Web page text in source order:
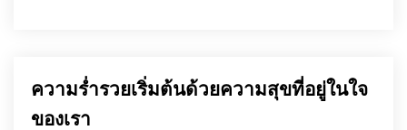
ความร่ำรวยเริ่มต้นด้วยความสุขที่อยู่ในใจ
ของเรา